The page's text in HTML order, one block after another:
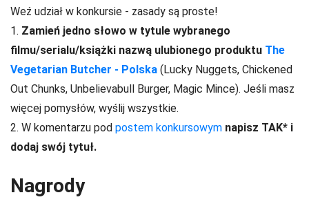
Weź udział w konkursie - zasady są proste!
1. Zamień jedno słowo w tytule wybranego
filmu/serialu/książki nazwą ulubionego produktu The
Vegetarian Butcher - Polska (Lucky Nuggets, Chickened
Out Chunks, Unbelievabull Burger, Magic Mince). Jeśli masz
więcej pomysłów, wyślij wszystkie.
2. W komentarzu pod postem konkursowym napisz TAK* i
dodaj swój tytuł.
Nagrody